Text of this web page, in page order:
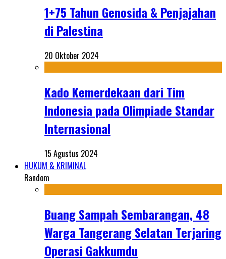
1+75 Tahun Genosida & Penjajahan
di Palestina
20 Oktober 2024
Kado Kemerdekaan dari Tim
Indonesia pada Olimpiade Standar
Internasional
15 Agustus 2024
HUKUM & KRIMINAL
Random
Buang Sampah Sembarangan, 48
Warga Tangerang Selatan Terjaring
Operasi Gakkumdu